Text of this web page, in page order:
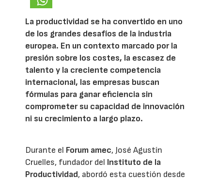
La productividad se ha convertido en uno
de los grandes desafíos de la industria
europea. En un contexto marcado por la
presión sobre los costes, la escasez de
talento y la creciente competencia
internacional, las empresas buscan
fórmulas para ganar eficiencia sin
comprometer su capacidad de innovación
ni su crecimiento a largo plazo.
Durante el Forum amec, José Agustín
Cruelles, fundador del Instituto de la
Productividad, abordó esta cuestión desde